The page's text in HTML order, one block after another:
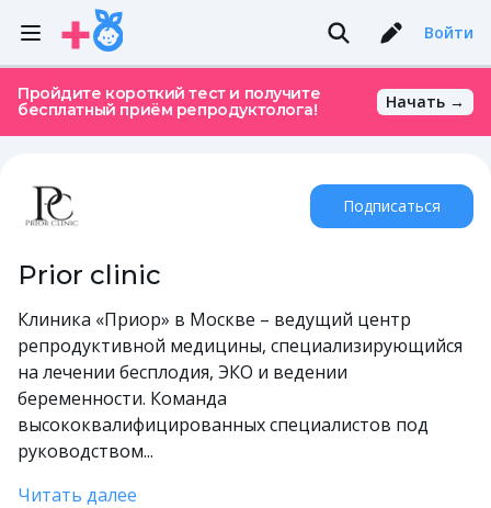
Войти
Пройдите короткий тест и получите
бесплатный приём репродуктолога!
Начать →
Prior clinic
Клиника «Приор» в Москве – ведущий центр
репродуктивной медицины, специализирующийся
на лечении бесплодия, ЭКО и ведении
беременности. Команда
высококвалифицированных специалистов под
руководством...
Читать далее
Подписаться